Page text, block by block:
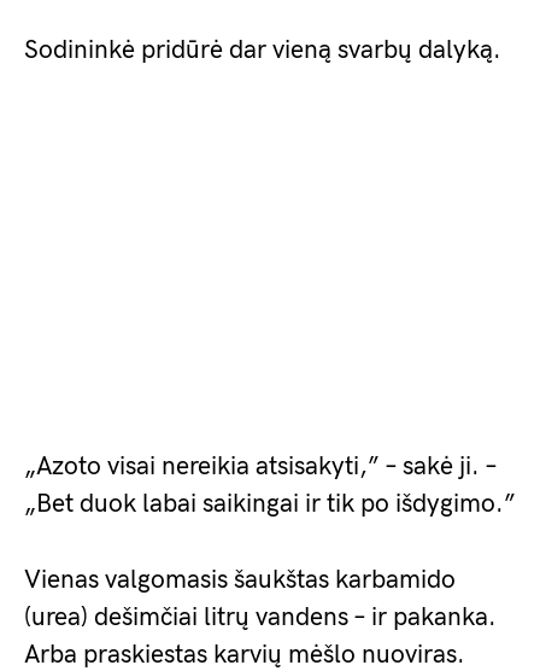
Sodininkė pridūrė dar vieną svarbų dalyką.
„Azoto visai nereikia atsisakyti,” – sakė ji. –
„Bet duok labai saikingai ir tik po išdygimo.”
Vienas valgomasis šaukštas karbamido
(urea) dešimčiai litrų vandens – ir pakanka.
Arba praskiestas karvių mėšlo nuoviras.